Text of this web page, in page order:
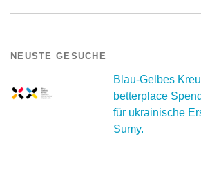
NEUSTE GESUCHE
Blau-Gelbes
betterplace
für ukrainische
Sumy.